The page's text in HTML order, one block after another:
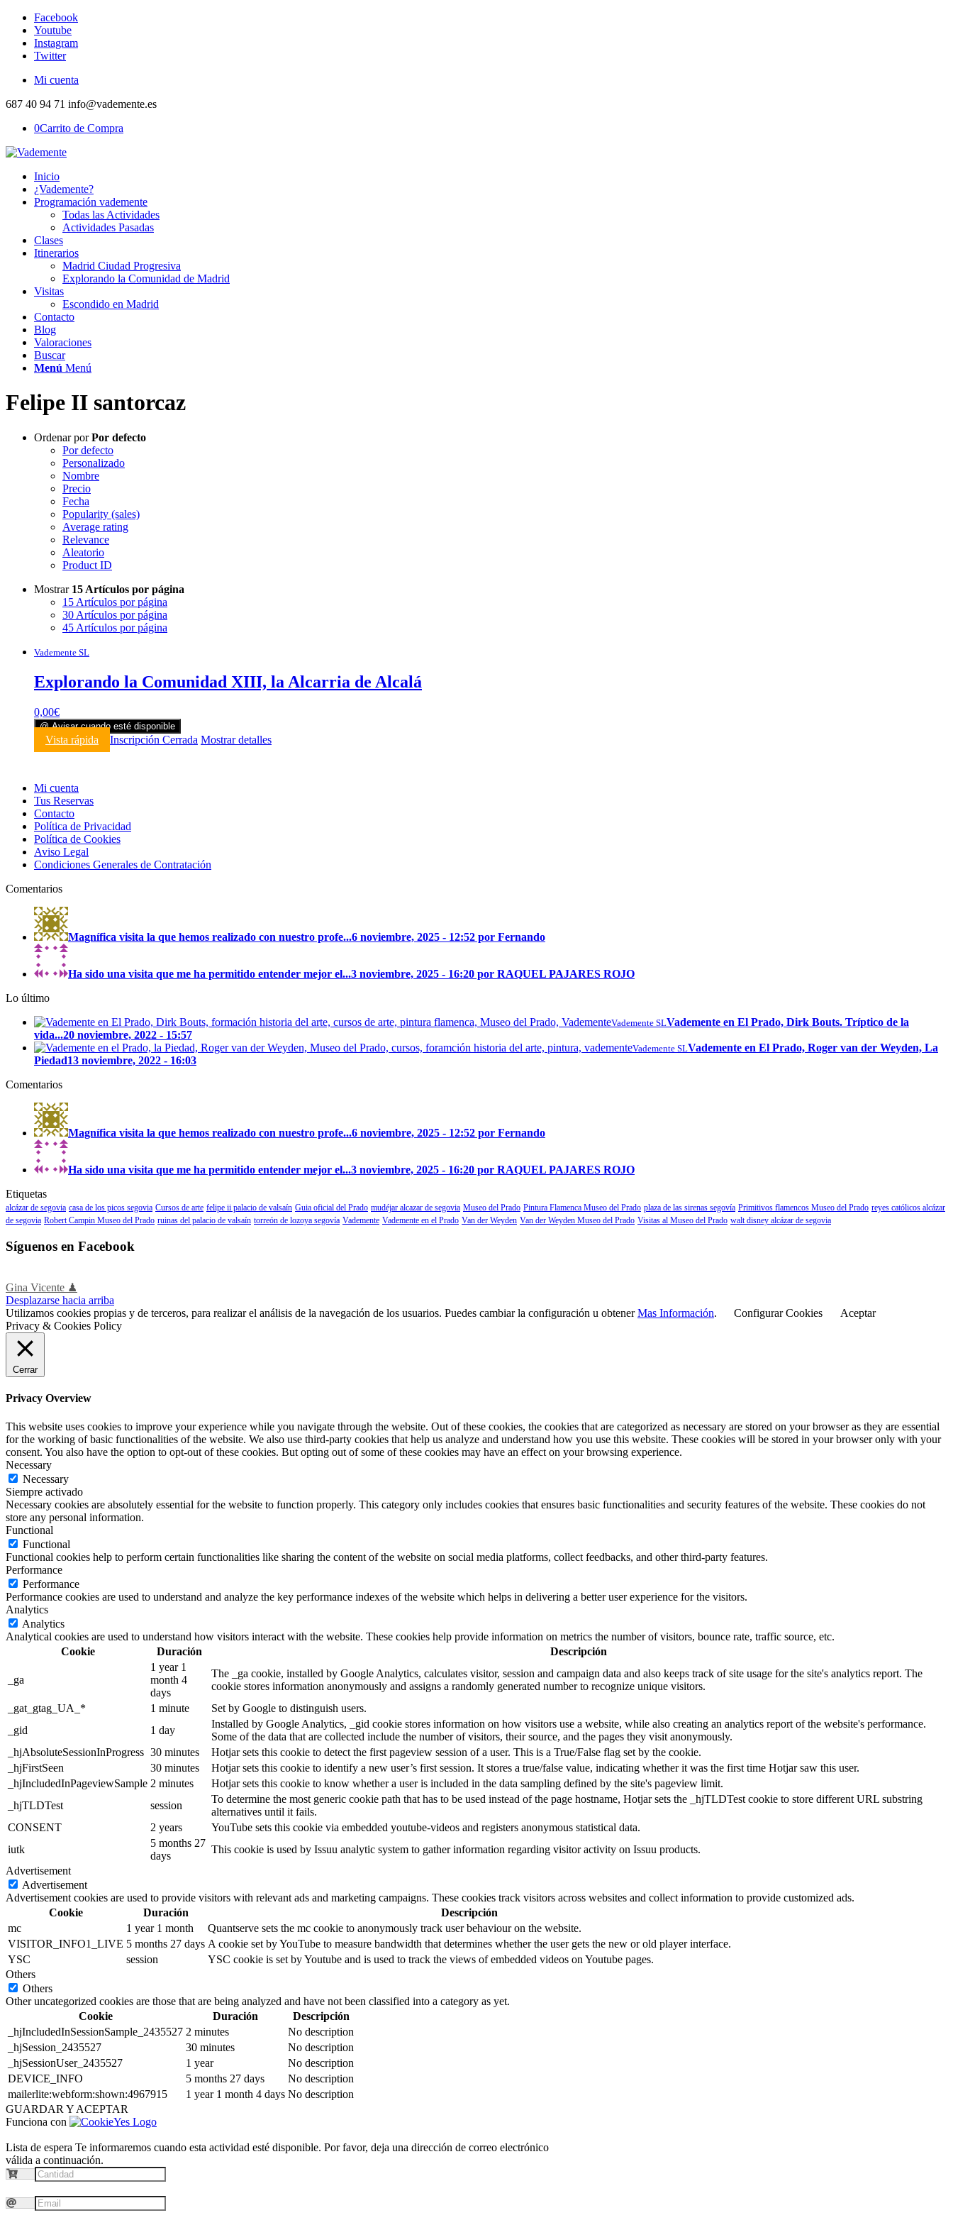
Facebook
Youtube
Instagram
Twitter
Mi cuenta
687 40 94 71 info@vademente.es
0Carrito de Compra
Inicio
¿Vademente?
Programación vademente
Todas las Actividades
Actividades Pasadas
Clases
Itinerarios
Madrid Ciudad Progresiva
Explorando la Comunidad de Madrid
Visitas
Escondido en Madrid
Contacto
Blog
Valoraciones
Buscar
Menú Menú
Felipe II santorcaz
Ordenar porPor defecto
Por defecto
Personalizado
Nombre
Precio
Fecha
Popularity (sales)
Average rating
Relevance
Aleatorio
Product ID
Mostrar 15 Artículos por página
15 Artículos por página
30 Artículos por página
45 Artículos por página
Vademente SL
Explorando la Comunidad XIII, la Alcarria de Alcalá
0,00€
@ Avisar cuando esté disponible
Vista rápida Inscripción Cerrada Mostrar detalles
Mi cuenta
Tus Reservas
Contacto
Política de Privacidad
Política de Cookies
Aviso Legal
Condiciones Generales de Contratación
Comentarios
Magnífica visita la que hemos realizado con nuestro profe...6 noviembre, 2025 - 12:52 por Fernando
Ha sido una visita que me ha permitido entender mejor el...3 noviembre, 2025 - 16:20 por RAQUEL PAJARES ROJO
Lo último
Vademente SLVademente en El Prado, Dirk Bouts. Tríptico de la
vida...20 noviembre, 2022 - 15:57
Vademente SLVademente en El Prado, Roger van der Weyden, La
Piedad13 noviembre, 2022 - 16:03
Comentarios
Magnífica visita la que hemos realizado con nuestro profe...6 noviembre, 2025 - 12:52 por Fernando
Ha sido una visita que me ha permitido entender mejor el...3 noviembre, 2025 - 16:20 por RAQUEL PAJARES ROJO
Etiquetas
alcázar de segovia casa de los picos segovia Cursos de arte felipe ii palacio de valsaín Guia oficial del Prado mudéjar alcazar de segovia Museo del Prado Pintura Flamenca Museo del Prado plaza de las sirenas segovía Primitivos flamencos Museo del Prado reyes católicos alcázar
de segovia Robert Campin Museo del Prado ruinas del palacio de valsaín torreón de lozoya segovía Vademente Vademente en el Prado Van der Weyden Van der Weyden Museo del Prado Visitas al Museo del Prado walt disney alcázar de segovia
Síguenos en Facebook
Gina Vicente ♟
Desplazarse hacia arriba
Utilizamos cookies propias y de terceros, para realizar el análisis de la navegación de los usuarios. Puedes cambiar la configuración u obtenerMas Información. Configurar Cookies
Aceptar
Privacy & Cookies Policy
Cerrar
Privacy Overview
This website uses cookies to improve your experience while you navigate through the website. Out of these cookies, the cookies that are categorized as necessary are stored on your browser as they are essential
for the working of basic functionalities of the website. We also use third-party cookies that help us analyze and understand how you use this website. These cookies will be stored in your browser only with your
consent. You also have the option to opt-out of these cookies. But opting out of some of these cookies may have an effect on your browsing experience.
Necessary
Necessary
Siempre activado
Necessary cookies are absolutely essential for the website to function properly. This category only includes cookies that ensures basic functionalities and security features of the website. These cookies do not
store any personal information.
Functional
Functional
Functional cookies help to perform certain functionalities like sharing the content of the website on social media platforms, collect feedbacks, and other third-party features.
Performance
Performance
Performance cookies are used to understand and analyze the key performance indexes of the website which helps in delivering a better user experience for the visitors.
Analytics
Analytics
Analytical cookies are used to understand how visitors interact with the website. These cookies help provide information on metrics the number of visitors, bounce rate, traffic source, etc.
Cookie
Duración Descripción
_ga
1 year 1
month 4
days
The _ga cookie, installed by Google Analytics, calculates visitor, session and campaign data and also keeps track of site usage for the site's analytics report. The
cookie stores information anonymously and assigns a randomly generated number to recognize unique visitors.
_gat_gtag_UA_*
1 minute
Set by Google to distinguish users.
_gid
1 day
Installed by Google Analytics, _gid cookie stores information on how visitors use a website, while also creating an analytics report of the website's performance.
Some of the data that are collected include the number of visitors, their source, and the pages they visit anonymously.
_hjAbsoluteSessionInProgress 30 minutes
Hotjar sets this cookie to detect the first pageview session of a user. This is a True/False flag set by the cookie.
_hjFirstSeen
30 minutes
Hotjar sets this cookie to identify a new user’s first session. It stores a true/false value, indicating whether it was the first time Hotjar saw this user.
_hjIncludedInPageviewSample 2 minutes
Hotjar sets this cookie to know whether a user is included in the data sampling defined by the site's pageview limit.
_hjTLDTest
session
To determine the most generic cookie path that has to be used instead of the page hostname, Hotjar sets the _hjTLDTest cookie to store different URL substring
alternatives until it fails.
CONSENT
2 years
YouTube sets this cookie via embedded youtube-videos and registers anonymous statistical data.
iutk
5 months 27
days
This cookie is used by Issuu analytic system to gather information regarding visitor activity on Issuu products.
Advertisement
Advertisement
Advertisement cookies are used to provide visitors with relevant ads and marketing campaigns. These cookies track visitors across websites and collect information to provide customized ads.
Cookie
Duración
Descripción
mc
1 year 1 month
Quantserve sets the mc cookie to anonymously track user behaviour on the website.
VISITOR_INFO1_LIVE 5 months 27 days A cookie set by YouTube to measure bandwidth that determines whether the user gets the new or old player interface.
YSC
session
YSC cookie is set by Youtube and is used to track the views of embedded videos on Youtube pages.
Others
Others
Other uncategorized cookies are those that are being analyzed and have not been classified into a category as yet.
Cookie
Duración
Descripción
_hjIncludedInSessionSample_2435527 2 minutes
No description
_hjSession_2435527
30 minutes
No description
_hjSessionUser_2435527
1 year
No description
DEVICE_INFO
5 months 27 days
No description
mailerlite:webform:shown:4967915
1 year 1 month 4 days No description
GUARDAR Y ACEPTAR
Funciona con
Lista de espera Te informaremos cuando esta actividad esté disponible. Por favor, deja una dirección de correo electrónico
válida a continuación.